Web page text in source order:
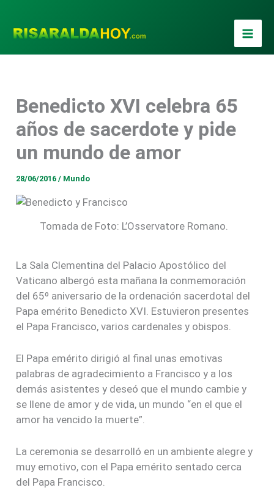
contenido
Benedicto XVI celebra 65
años de sacerdote y pide
un mundo de amor
28/06/2016/ Mundo
Tomada de Foto: L’Osservatore Romano.
La Sala Clementina del Palacio Apostólico del
Vaticano albergó esta mañana la conmemoración
del 65º aniversario de la ordenación sacerdotal del
Papa emérito Benedicto XVI. Estuvieron presentes
el Papa Francisco, varios cardenales y obispos.
El Papa emérito dirigió al final unas emotivas
palabras de agradecimiento a Francisco y a los
demás asistentes y deseó que el mundo cambie y
se llene de amor y de vida, un mundo “en el que el
amor ha vencido la muerte”.
La ceremonia se desarrolló en un ambiente alegre y
muy emotivo, con el Papa emérito sentado cerca
del Papa Francisco.